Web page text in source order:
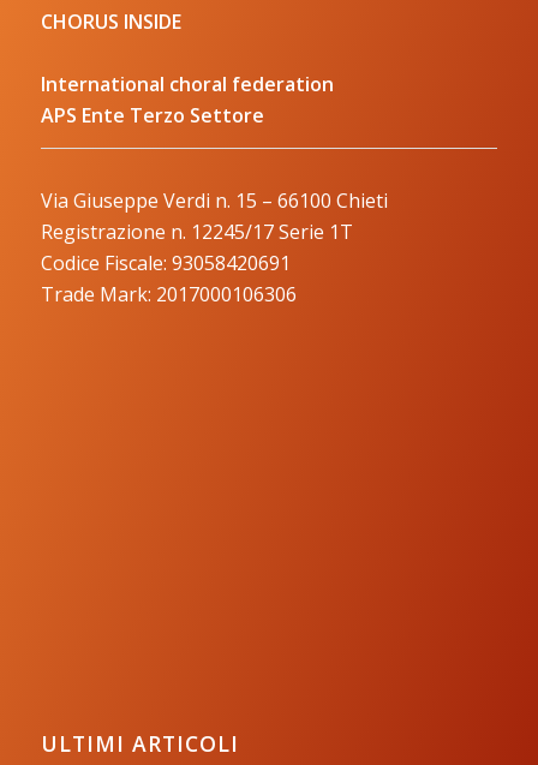
CHORUS INSIDE
International choral federation
APS Ente Terzo Settore
Via Giuseppe Verdi n. 15 – 66100 Chieti
Registrazione n. 12245/17 Serie 1T
Codice Fiscale: 93058420691
Trade Mark: 2017000106306
ULTIMI ARTICOLI